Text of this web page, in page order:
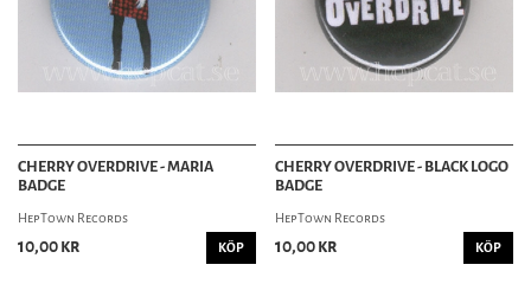
CHERRY OVERDRIVE - MARIA
BADGE
HepTown Records
10,00 kr KÖP
CHERRY OVERDRIVE - BLACK LOGO
BADGE
HepTown Records
10,00 kr KÖP